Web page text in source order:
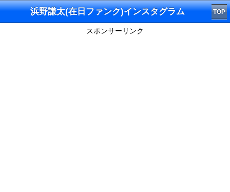
浜野謙太(在日ファンク)インスタグラム TOP
スポンサーリンク